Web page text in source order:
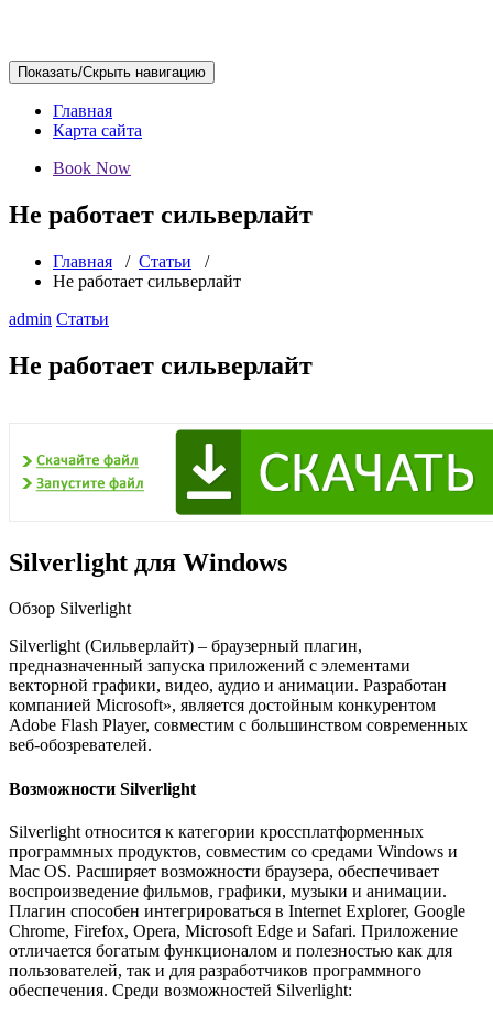
Показать/Скрыть навигацию
Главная
Карта сайта
Book Now
Не работает сильверлайт
Главная / Статьи /
Не работает сильверлайт
admin Статьи
Не работает сильверлайт
Silverlight для Windows
Обзор Silverlight
Silverlight (Сильверлайт) – браузерный плагин,
предназначенный запуска приложений с элементами
векторной графики, видео, аудио и анимации. Разработан
компанией Microsoft», является достойным конкурентом
Adobe Flash Player, совместим с большинством современных
веб-обозревателей.
Возможности Silverlight
Silverlight относится к категории кроссплатформенных
программных продуктов, совместим со средами Windows и
Mac OS. Расширяет возможности браузера, обеспечивает
воспроизведение фильмов, графики, музыки и анимации.
Плагин способен интегрироваться в Internet Explorer, Google
Chrome, Firefox, Opera, Microsoft Edge и Safari. Приложение
отличается богатым функционалом и полезностью как для
пользователей, так и для разработчиков программного
обеспечения. Среди возможностей Silverlight: